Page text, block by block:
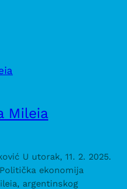
Mileia
U utorak, 11. 2. 2025.
ekonomija
argentinskog